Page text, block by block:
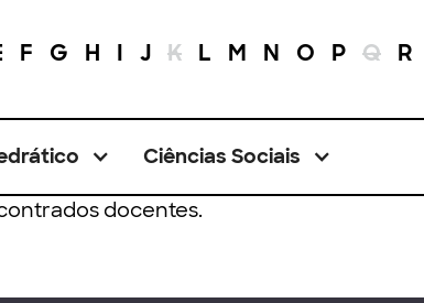
F G H I J K L M N O P Q R
Ciências Sociais
docentes.